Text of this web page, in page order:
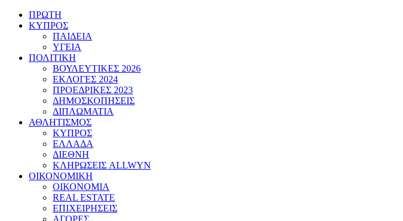
ΠΡΩΤΗ
ΚΥΠΡΟΣ
ΠΑΙΔΕΙΑ
ΥΓΕΙΑ
ΠΟΛΙΤΙΚΗ
ΒΟΥΛΕΥΤΙΚΕΣ 2026
ΕΚΛΟΓΕΣ 2024
ΠΡΟΕΔΡΙΚΕΣ 2023
ΔΗΜΟΣΚΟΠΗΣΕΙΣ
ΔΙΠΛΩΜΑΤΙΑ
ΑΘΛΗΤΙΣΜΟΣ
ΚΥΠΡΟΣ
ΕΛΛΑΔΑ
ΔΙΕΘΝΗ
ΚΛΗΡΩΣΕΙΣ ALLWYN
ΟΙΚΟΝΟΜΙΚΗ
ΟΙΚΟΝΟΜΙΑ
REAL ESTATE
ΕΠΙΧΕΙΡΗΣΕΙΣ
ΑΓΟΡΕΣ